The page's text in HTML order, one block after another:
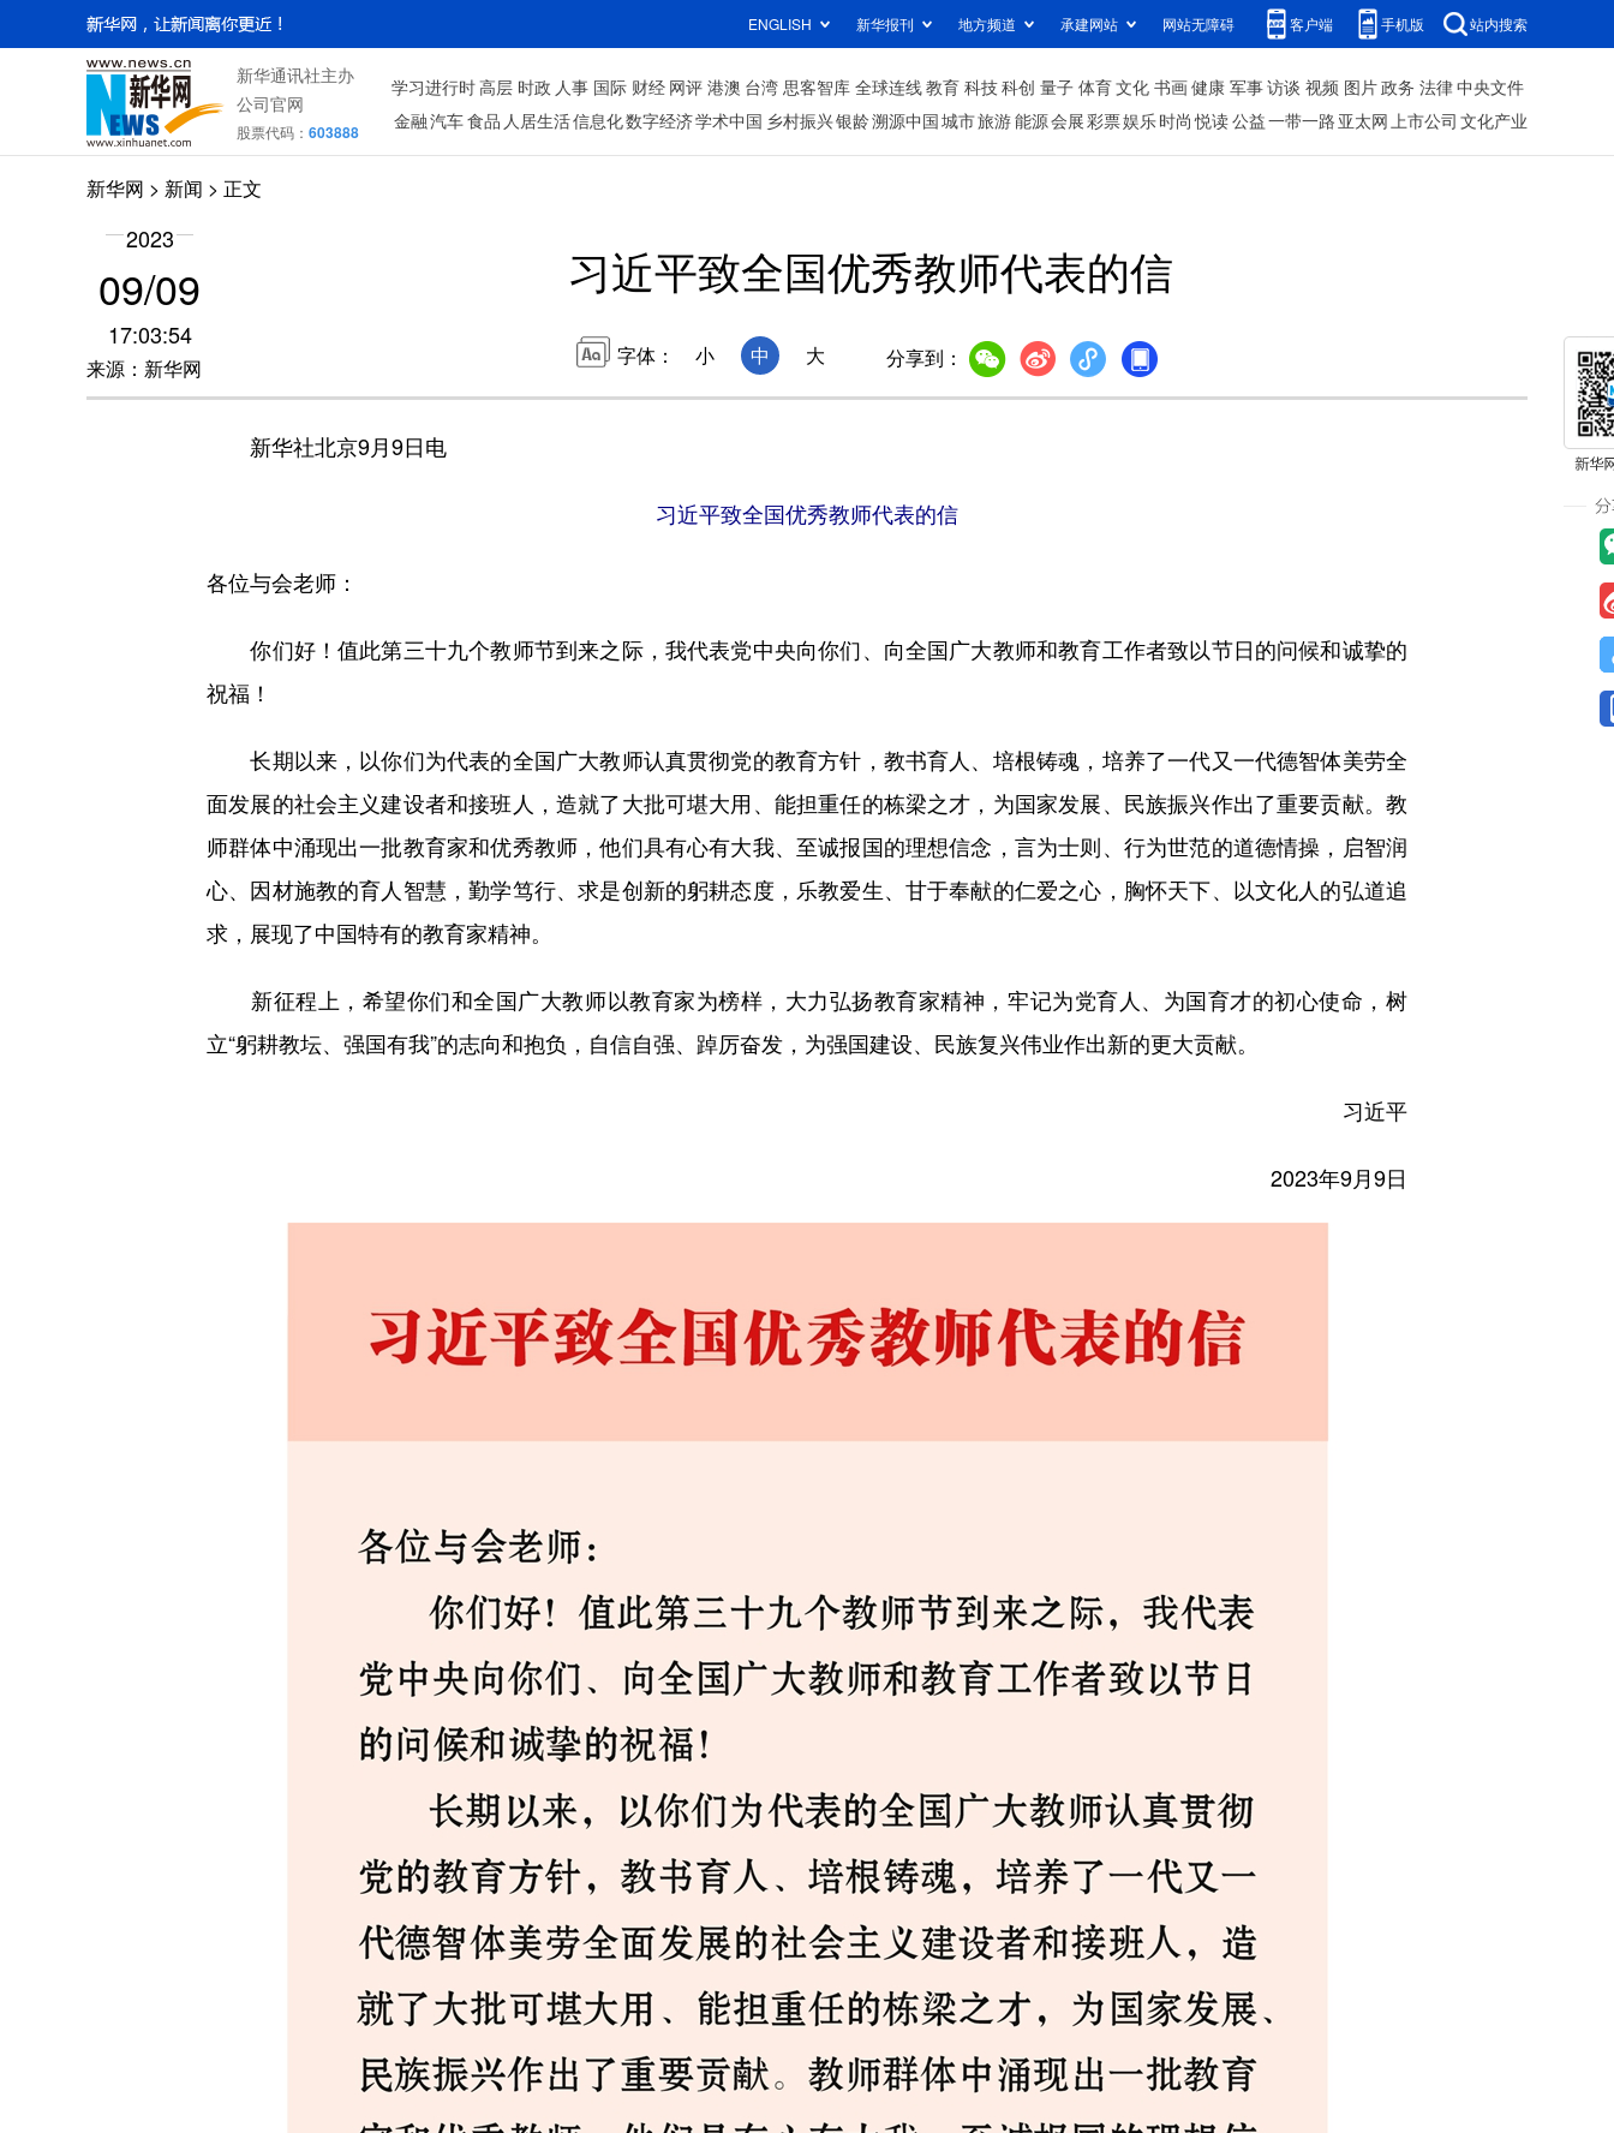
ENGLISH 新华报刊 地方频道 承建网站 网站无障碍 客户端 手机版 站内搜索
新华通讯社主办
公司官网
股票代码： 603888
学习进行时高层 时政 人事 国际 财经 网评 港澳 台湾 思客智库 全球连线教育 科技科创 量子 体育文化 书画健康 军事访谈 视频 图片政务 法律中央文件
金融汽车食品 人居生活信息化数字经济学术中国 乡村振兴银龄溯源中国城市旅游能源会展彩票娱乐时尚 悦读公益一带一路 亚太网上市公司 文化产业
新华网 > 新闻 > 正文
2023
09/09
17:03:54
来源：新华网
习近平致全国优秀教师代表的信
字体： 小 中 大 分享到：
新华社北京9月9日电
习近平致全国优秀教师代表的信
各位与会老师：
你们好！值此第三十九个教师节到来之际，我代表党中央向你们、向全国广大教师和教育工作者致以节日的问候和诚挚的
祝福！
长期以来，以你们为代表的全国广大教师认真贯彻党的教育方针，教书育人、培根铸魂，培养了一代又一代德智体美劳全
面发展的社会主义建设者和接班人，造就了大批可堪大用、能担重任的栋梁之才，为国家发展、民族振兴作出了重要贡献。教
师群体中涌现出一批教育家和优秀教师，他们具有心有大我、至诚报国的理想信念，言为士则、行为世范的道德情操，启智润
心、因材施教的育人智慧，勤学笃行、求是创新的躬耕态度，乐教爱生、甘于奉献的仁爱之心，胸怀天下、以文化人的弘道追
求，展现了中国特有的教育家精神。
新征程上，希望你们和全国广大教师以教育家为榜样，大力弘扬教育家精神，牢记为党育人、为国育才的初心使命，树
立“躬耕教坛、强国有我”的志向和抱负，自信自强、踔厉奋发，为强国建设、民族复兴伟业作出新的更大贡献。
习近平
2023年9月9日